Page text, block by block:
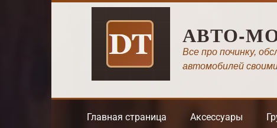
АВТО-
Все про починку,
автомобилей
Главная страница Аксессуары